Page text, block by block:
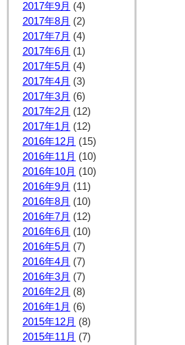
2017年9月 (4)
2017年8月 (2)
2017年7月 (4)
2017年6月 (1)
2017年5月 (4)
2017年4月 (3)
2017年3月 (6)
2017年2月 (12)
2017年1月 (12)
2016年12月 (15)
2016年11月 (10)
2016年10月 (10)
2016年9月 (11)
2016年8月 (10)
2016年7月 (12)
2016年6月 (10)
2016年5月 (7)
2016年4月 (7)
2016年3月 (7)
2016年2月 (8)
2016年1月 (6)
2015年12月 (8)
2015年11月 (7)